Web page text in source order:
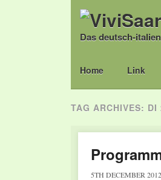
Das deutsch-
Main menu
Skip
Home Link
TAG ARCHIVES: DI
5TH DECEMBER 2012